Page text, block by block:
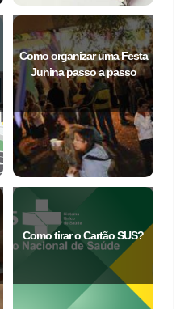
Como organizar uma Festa
Junina passo a passo
Como tirar o Cartão SUS?